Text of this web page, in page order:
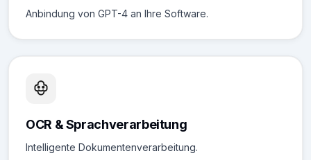
Anbindung von GPT-4 an Ihre Software.
OCR & Sprachverarbeitung
Intelligente Dokumentenverarbeitung.